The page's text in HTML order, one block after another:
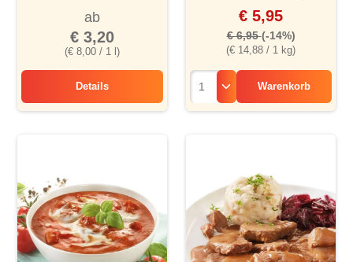
(€ 8,00 / 1 l)
ab
€ 3,20
Details
Festtagssuppe
(€ 14,88 / 1 kg)
€ 5,95
€ 6,95(-14%)
Warenkorb